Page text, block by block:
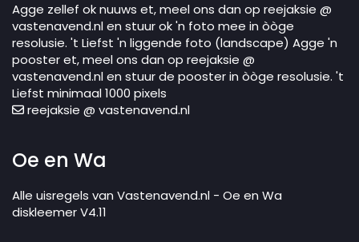
Agge zellef ok nuuws et, meel ons dan op reejaksie @
vastenavend.nl en stuur ok 'n foto mee in òòge
resolusie. 't Liefst 'n liggende foto (landscape) Agge 'n
pooster et, meel ons dan op reejaksie @
vastenavend.nl en stuur de pooster in òòge resolusie. 't
Liefst minimaal 1000 pixels
reejaksie @ vastenavend.nl
Oe en Wa
Alle uisregels van Vastenavend.nl - Oe en Wa
diskleemer V4.11